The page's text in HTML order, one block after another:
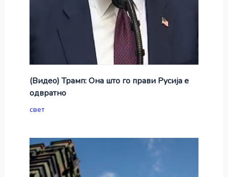
(Видео) Трамп: Она што го прави Русија е
одвратно
свет